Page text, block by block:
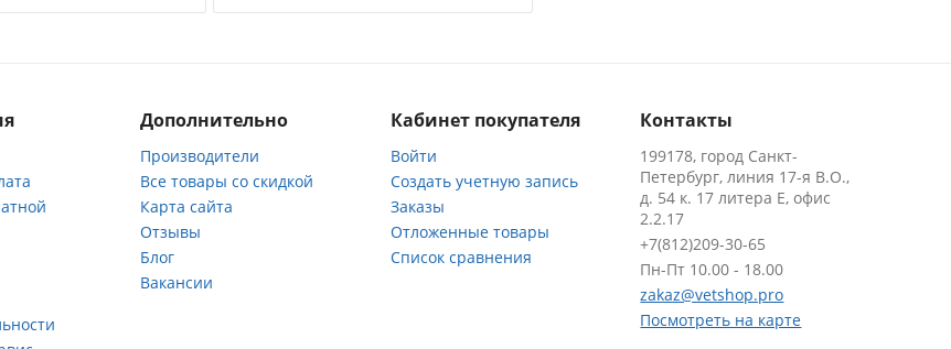
Дополнительно
Производители
Все товары со скидкой
Карта сайта
Отзывы
Блог
Вакансии
Кабинет покупателя
Войти
Создать учетную запись
Заказы
Отложенные товары
Список сравнения
Контакты
199178, город Санкт-
Петербург, линия 17-я В.О.,
д. 54 к. 17 литера Е, офис
2.2.17
+7(812)209-30-65
Пн-Пт 10.00 - 18.00
zakaz@vetshop.pro
Посмотреть на карте